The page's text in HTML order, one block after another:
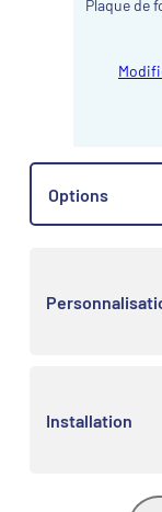
Plaque de
Options
Installation